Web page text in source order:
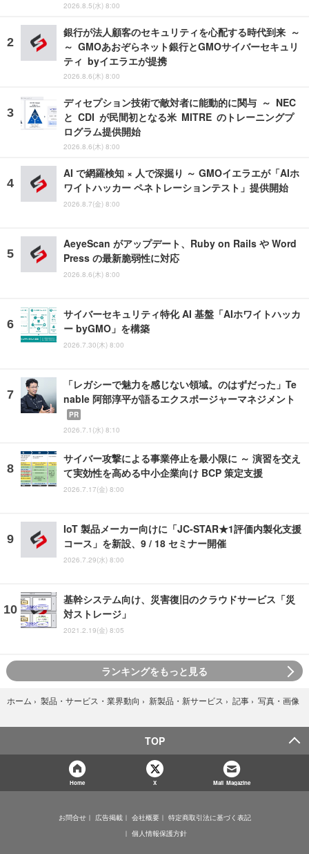
2026.8.5(水) 8:00
銀行が法人顧客のセキュリティを心配する時代到来 ～
～ GMOあおぞらネット銀行とGMOサイバーセキュリ
ティ byイエラエが提携
2026.8.6(木) 8:00
ディセプション技術で敵対者に能動的に関与 ～ NEC
と CDI が民間初となる米 MITRE のトレーニングプ
ログラム提供開始
2026.8.6(木) 8:00
AI で網羅検知 × 人で深掘り ～ GMOイエラエが「AIホ
ワイトハッカー ペネトレーションテスト」提供開始
2026.8.7(金) 8:00
AeyeScan がアップデート、Ruby on Rails や Word
Press の最新脆弱性に対応
2026.8.6(木) 8:00
サイバーセキュリティ特化 AI 基盤「AIホワイトハッカ
ー byGMO」を構築
2026.7.30(木) 8:00
「レガシーで魅力を感じない領域。のはずだった」Te
nable 阿部淳平が語るエクスポージャーマネジメント
PR
2026.7.1(水) 8:10
サイバー攻撃による事業停止を最小限に ～ 演習を交え
て実効性を高める中小企業向け BCP 策定支援
2026.7.17(金) 8:00
IoT 製品メーカー向けに「JC-STAR★1評価内製化支援
コース」を新設、9 / 18 セミナー開催
2026.7.29(水) 8:00
基幹システム向け、災害復旧のクラウドサービス「災
対ストレージ」
2021.2.19(金) 8:05
ランキングをもっと見る
ホーム › 製品・サービス・業界動向 › 新製品・新サービス › 記事 › 写真・画像
TOP
Home X Mail Magazine
お問合せ 広告掲載 会社概要
特定商取引法に基づく表記
個人情報保護方針